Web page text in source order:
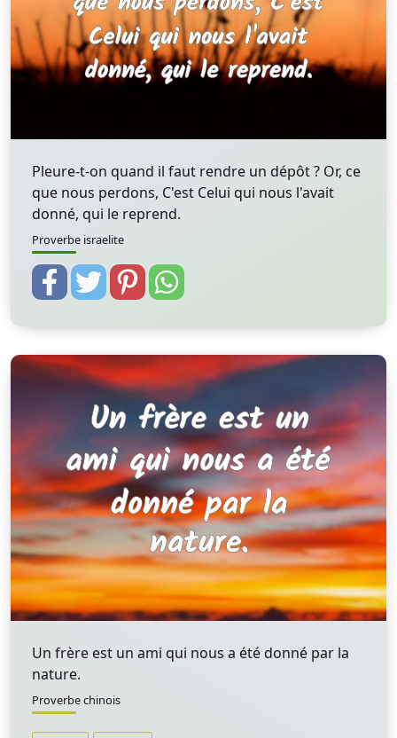
Pleure-t-on quand il faut rendre un dépôt ? Or, ce
que nous perdons, C'est Celui qui nous l'avait
donné, qui le reprend.
Proverbe israelite
Un frère est un ami qui nous a été donné par la
nature.
Proverbe chinois